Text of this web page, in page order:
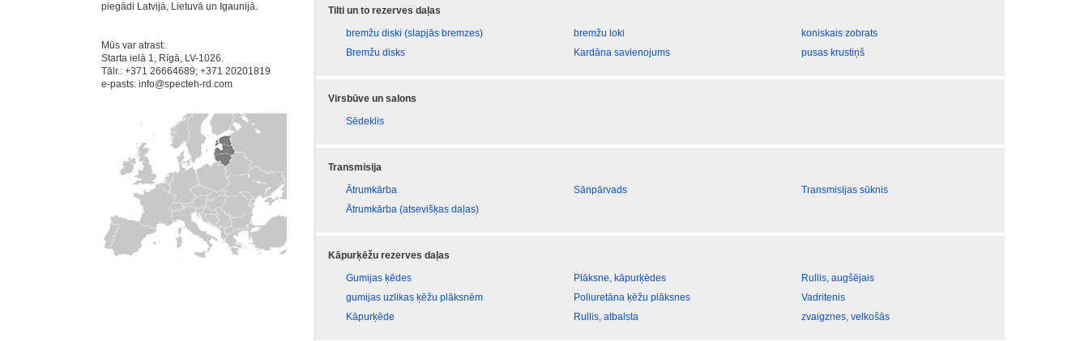
piegādi Latvijā, Lietuvā un Igaunijā.
Mūs var atrast:
Starta ielā 1, Rīgā, LV-1026.
Tālr.: +371 26664689; +371 20201819
e-pasts: info@specteh-rd.com
Tilti un to rezerves daļas
bremžu diski (slapjās bremzes)
Bremžu disks
bremžu loki
Kardāna savienojums
koniskais zobrats
pusas krustiņš
Virsbūve un salons
Sēdeklis
Transmisija
Ātrumkārba
Ātrumkārba (atsevišķas daļas)
Sānpārvads Transmisijas sūknis
Kāpurķēžu rezerves daļas
Gumijas ķēdes
gumijas uzlikas ķēžu plāksnēm
Kāpurķēde
Plāksne, kāpurķēdes
Poliuretāna ķēžu plāksnes
Rullis, atbalsta
Rullis, augšējais
Vadritenis
zvaigznes, velkošās